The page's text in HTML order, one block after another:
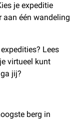
je expeditie
één wandeling
Lees
virtueel kunt
jij?
berg in